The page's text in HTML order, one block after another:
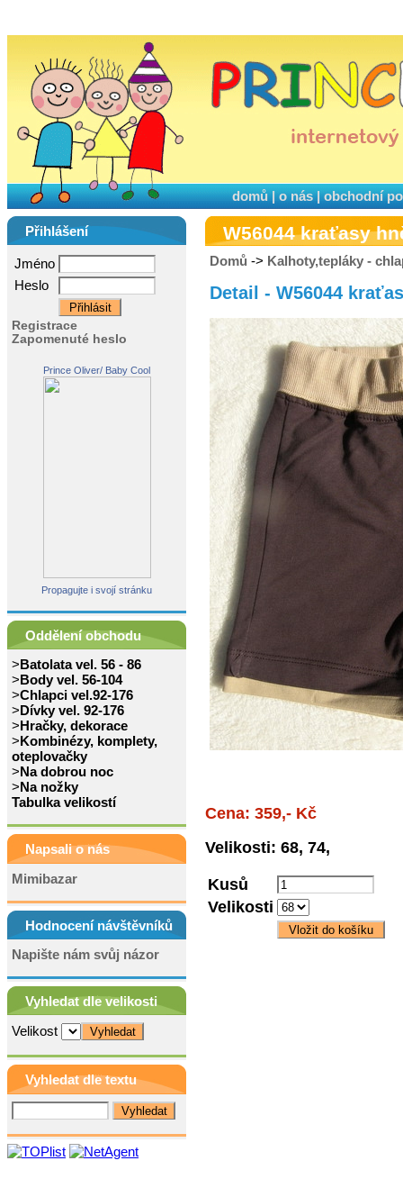
domů|o nás|obchodní
Přihlášení
Jméno
Heslo
Registrace
Zapomenuté heslo
Prince Oliver/ Baby Cool
Propagujte i svojí stránku
Oddělení obchodu
>Batolata vel. 56 - 86
>Body vel. 56-104
>Chlapci vel.92-176
>Dívky vel. 92-176
>Hračky, dekorace
>Kombinézy, komplety,
oteplovačky
>Na dobrou noc
>Na nožky
Tabulka velikostí
Napsali o nás
Mimibazar
Hodnocení návštěvníků
Napište nám svůj názor
Vyhledat dle velikosti
Velikost
Vyhledat dle textu
W56044 kraťasy
Domů -> Kalhoty,tepláky -
Detail - W56044
Cena: 359,- Kč
Velikosti: 68, 74,
Kusů
Velikosti